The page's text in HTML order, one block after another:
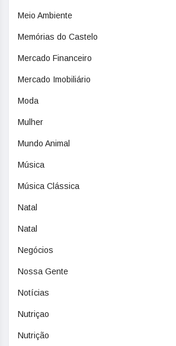
Meio Ambiente
Memórias do Castelo
Mercado Financeiro
Mercado Imobiliário
Moda
Mulher
Mundo Animal
Música
Música Clássica
Natal
Natal
Negócios
Nossa Gente
Notícias
Nutriçao
Nutrição